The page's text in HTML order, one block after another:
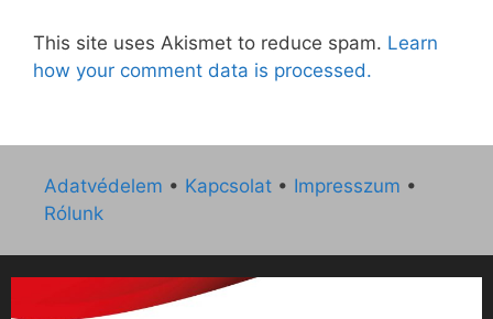
This site uses Akismet to reduce spam. Learn
how your comment data is processed.
Adatvédelem • Kapcsolat • Impresszum •
Rólunk